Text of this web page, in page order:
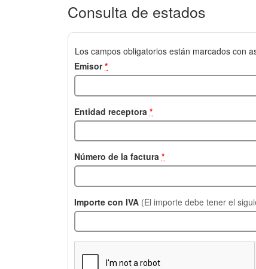
Consulta de estados
Los campos obligatorios están marcados con
Emisor*
Entidad receptora *
Número de la factura *
Importe con IVA (El importe debe tener el